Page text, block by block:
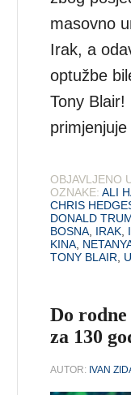
masovno
Irak, a
optužbe
Tony
OBJAVLJENO
OZNAKE: ALI
CHRIS
DONALD
BOSNA, IRAK,
KINA,
TONY BLAIR,
Do
za 130
AUTOR: IVAN